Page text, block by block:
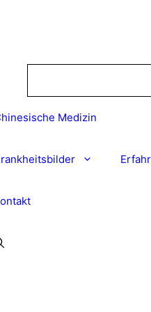
Medizin